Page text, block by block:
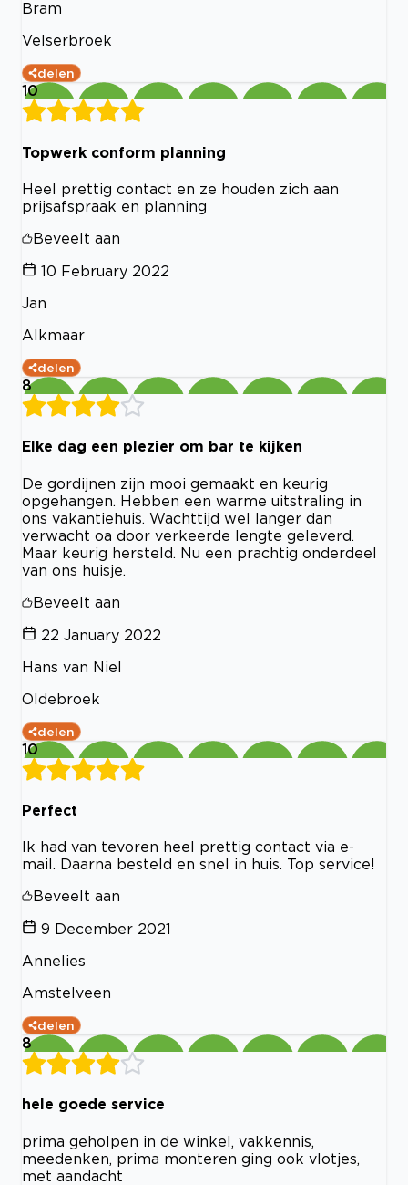
Bram
Velserbroek
delen
10
Topwerk conform planning
Heel prettig contact en ze houden zich aan
prijsafspraak en planning
Beveelt aan
10 February 2022
Jan
Alkmaar
delen
8
Elke dag een plezier om bar te kijken
De gordijnen zijn mooi gemaakt en keurig
opgehangen. Hebben een warme uitstraling in
ons vakantiehuis. Wachttijd wel langer dan
verwacht oa door verkeerde lengte geleverd.
Maar keurig hersteld. Nu een prachtig onderdeel
van ons huisje.
Beveelt aan
22 January 2022
Hans van Niel
Oldebroek
delen
10
Perfect
Ik had van tevoren heel prettig contact via e-
mail. Daarna besteld en snel in huis. Top service!
Beveelt aan
9 December 2021
Annelies
Amstelveen
delen
8
hele goede service
prima geholpen in de winkel, vakkennis,
meedenken, prima monteren ging ook vlotjes,
met aandacht